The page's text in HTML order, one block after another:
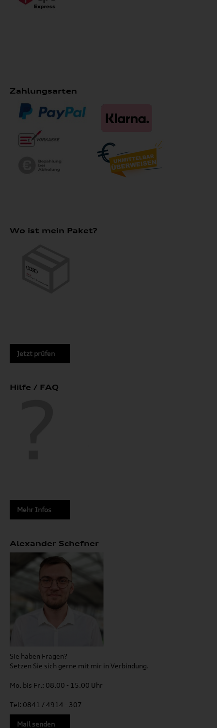
Zahlungsarten
Wo ist mein Paket?
Jetzt prüfen
Hilfe / FAQ
Mehr Infos
Alexander Schefner
Sie haben Fragen?
Setzen Sie sich gerne mit mir in Verbindung.
Mo. bis Fr.: 08.00 - 15.00 Uhr
Tel: 0841 / 4914 - 307
Mail senden